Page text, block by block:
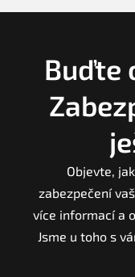
Buďte
Objevte,
zabezpečení
více informací a
Jsme u toho s